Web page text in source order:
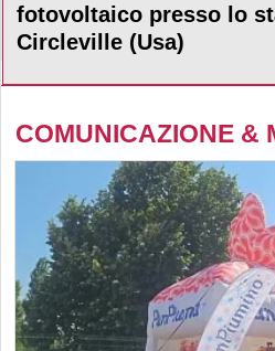
fotovoltaico presso lo
Circleville (Usa)
COMUNICAZIONE &